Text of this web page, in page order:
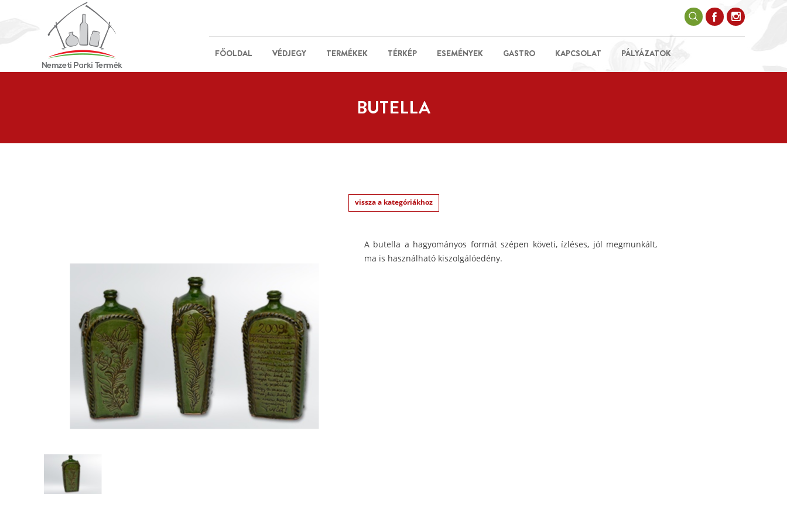
FŐOLDAL VÉDJEGY TERMÉKEK TÉRKÉP ESEMÉNYEK GASTRO KAPCSOLAT PÁLYÁZATOK
BUTELLA
vissza a kategóriákhoz
A butella a hagyományos formát szépen követi, ízléses, jól megmunkált,
ma is használható kiszolgálóedény.